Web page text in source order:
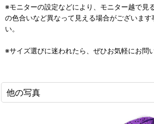
※モニターの設定などにより、モニター越で見
の色合いなど異なって見える場合がございます
い。
※サイズ選びに迷われたら、ぜひお気軽にお問
他の写真